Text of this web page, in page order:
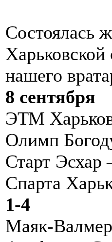
Состоялась
Харьковской
нашего
8 сентября
ЭТМ
Олимп
Старт
Спарта
1-4
Маяк-